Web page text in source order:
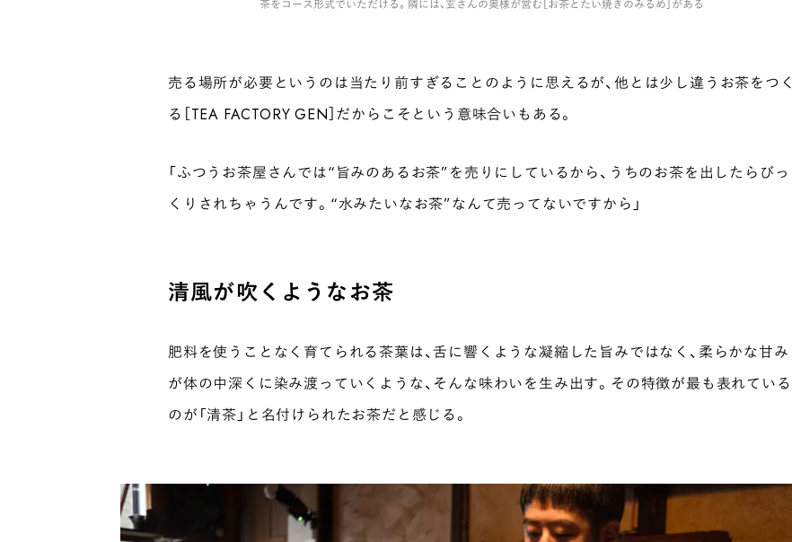
茶をコース形式でいただける。隣には、玄さんの奥様が営む［お茶とたい焼きのみるめ］がある
売る場所が必要というのは当たり前すぎることのように思えるが、他とは少し違うお茶をつく
る［TEA FACTORY GEN］だからこそという意味合いもある。
「ふつうお茶屋さんでは“旨みのあるお茶”を売りにしているから、うちのお茶を出したらびっ
くりされちゃうんです。“水みたいなお茶”なんて売ってないですから」
清風が吹くようなお茶
肥料を使うことなく育てられる茶葉は、舌に響くような凝縮した旨みではなく、柔らかな甘み
が体の中深くに染み渡っていくような、そんな味わいを生み出す。その特徴が最も表れている
のが「清茶」と名付けられたお茶だと感じる。